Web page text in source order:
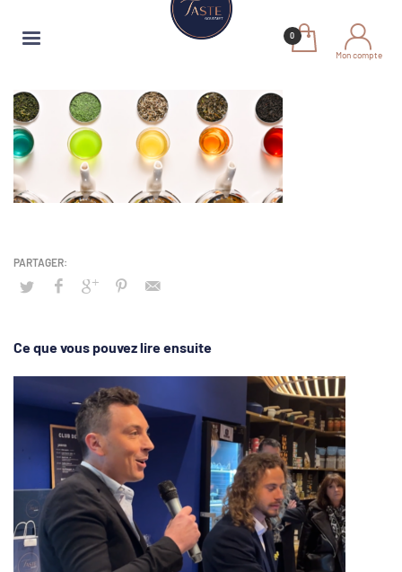
Mon compte
Ce que vous pouvez lire ensuite